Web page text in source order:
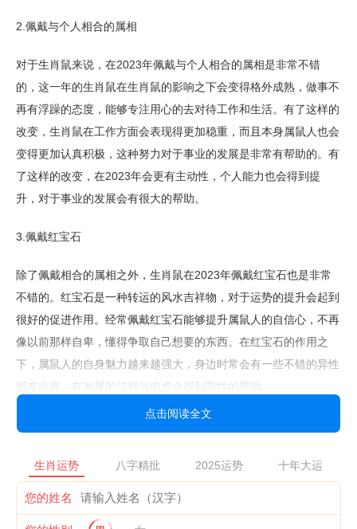
2.佩戴与个人相合的属相
对于生肖鼠来说，在2023年佩戴与个人相合的属相是非常不错
的，这一年的生肖鼠在生肖鼠的影响之下会变得格外成熟，做事不
再有浮躁的态度，能够专注用心的去对待工作和生活。有了这样的
改变，生肖鼠在工作方面会表现得更加稳重，而且本身属鼠人也会
变得更加认真积极，这种努力对于事业的发展是非常有帮助的。有
了这样的改变，在2023年会更有主动性，个人能力也会得到提
升，对于事业的发展会有很大的帮助。
3.佩戴红宝石
除了佩戴相合的属相之外，生肖鼠在2023年佩戴红宝石也是非常
不错的。红宝石是一种转运的风水吉祥物，对于运势的提升会起到
很好的促进作用。经常佩戴红宝石能够提升属鼠人的自信心，不再
像以前那样自卑，懂得争取自己想要的东西。在红宝石的作用之
下，属鼠人的自身魅力越来越强大，身边时常会有一些不错的异性
朋友出现，在发展的过程当中也会得到异性的帮助。
另外，在佩戴红宝石的时候不能被别人随意触摸，不然会影响到红
宝石的功效，也会影响到它们的功效。
点击阅读全文
生肖运势 八字精批 2025运势 十年大运
您的姓名